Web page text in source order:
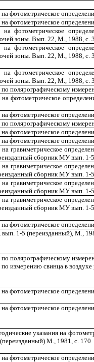
фотометрическое оп
фотометрическое опред
фотометрическое
зоны. Вып. 22, М
1988, с.
фотометрическое
зоны. Вып. 22, М
1988, с.
фотометрическое
зоны. Вып. 22, М
1988, с.
полярографическому
фотометрическое
фотометрическое
полярографическому
фотометрическое
фотометрическое
на гравиметрическое
еизданный сборник МУ вып. 1 -5
гравиметрическое опре
сборник МУ вып. 1-5
гравиметрическое
сборник МУ вып. 1-5
гравиметрическое
сборник МУ вып. 1-5
фотометрическое
1-5 (переизданный), М
полярографическому
измерению свинца в
фотометрическое
фотометрическое
указания на
(переизданный) М 1981, с. 170
фотометрическое